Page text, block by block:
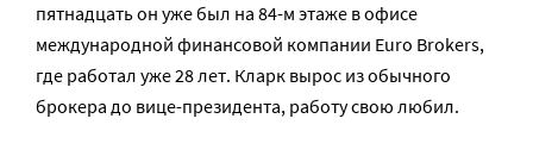
пятнадцать он уже был на 84-м этаже в офисе
международной финансовой компании Euro Brokers,
где работал уже 28 лет. Кларк вырос из обычного
брокера до вице-президента, работу свою любил.